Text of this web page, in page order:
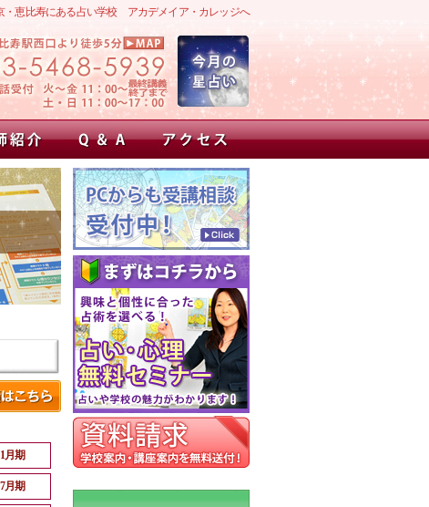
・恵比寿にある占い学校 アカデメイア・カレッジへ
月期
月期